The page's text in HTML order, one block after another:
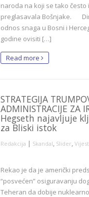
naroda na koji se tako često
preglasavala Bošnjake.
odnos snaga u Bosni i
godine ovisiti […]
Read more
STRATEGIJA
ADMINISTRACIJE ZA
Hegseth najavljuje
za Bliski istok
Redakcija | Skandal, Slider,
Rekao je da je američki
“posvećen” osiguravanju
Teheran da dobije